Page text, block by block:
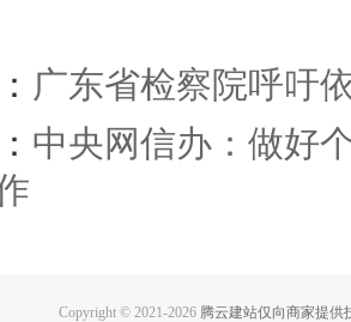
广东省检察院呼吁
中央网信办：做好
Copyright © 2021-2026 腾云建站仅向商家提供